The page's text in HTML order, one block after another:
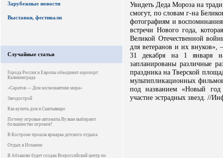
Зарубежные новости
Выставки, фестивали
Случайные статьи
Города России и Европы объединит аэропорт
Калининграда
«Саратов — Дом космонавтики мира»
Звездострой
Как купить дом в Сыктывкаре
Почему игровые автоматы Вулкан выбирают
большинство игроков?
В Костроме прошла ярмарка детского отдыха
Отдых в Испании
В Абзаково будет создан Всероссийский центр по
Увидеть Деда Мороза на
смогут, по словам г-на
фотографиям и
встречи Нового года,
Великой Отечественной
для ветеранов и их
31 декабря на 1 января
запланированы различные
праздника на Тверской
мультипликационных
под названием «Новый
участие эстрадных звезд. //